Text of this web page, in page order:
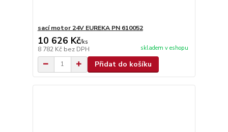
sací motor 24V EUREKA PN 610052
10 626 Kč/ks
8 782 Kč bez DPH skladem v eshopu
Přidat do košíku